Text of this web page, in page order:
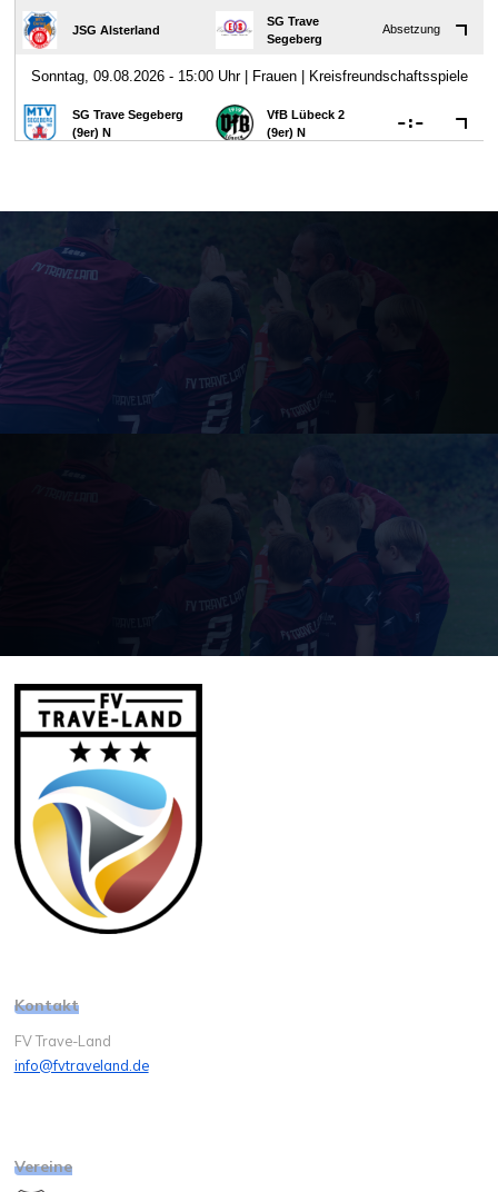
Kontakt
FV Trave-Land
info@fvtraveland.de
Vereine